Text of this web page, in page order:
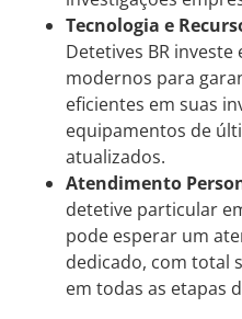
Tecnologia e
Detetives BR
modernos para
eficientes em suas
equipamentos de
atualizados.
Atendimento
detetive particular
pode esperar um
dedicado, com total
em todas as etapas